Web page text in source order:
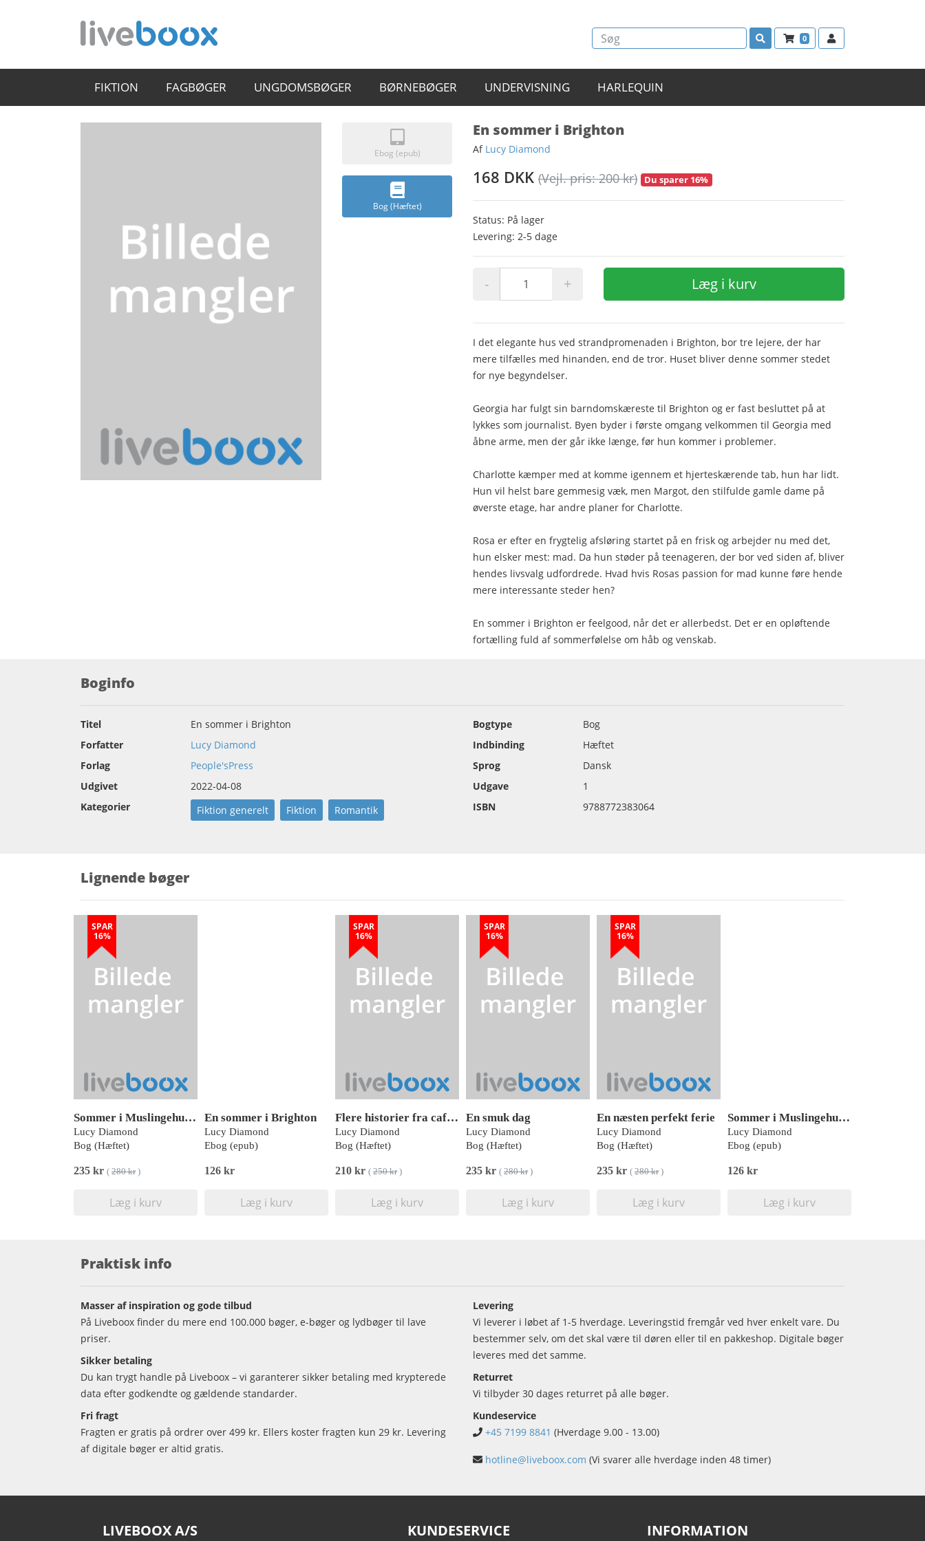
0
FIKTION FAGBØGER UNGDOMSBØGER BØRNEBØGER UNDERVISNING HARLEQUIN
Ebog (epub)
Bog (Hæftet)
En sommer i Brighton
Af Lucy Diamond
168 DKK (Vejl. pris: 200 kr) Du sparer 16%
Status: På lager
Levering: 2-5 dage
- + Læg i kurv
I det elegante hus ved strandpromenaden i Brighton, bor tre lejere, der har
mere tilfælles med hinanden, end de tror. Huset bliver denne sommer stedet
for nye begyndelser.
Georgia har fulgt sin barndomskæreste til Brighton og er fast besluttet på at
lykkes som journalist. Byen byder i første omgang velkommen til Georgia med
åbne arme, men der går ikke længe, før hun kommer i problemer.
Charlotte kæmper med at komme igennem et hjerteskærende tab, hun har lidt.
Hun vil helst bare gemmesig væk, men Margot, den stilfulde gamle dame på
øverste etage, har andre planer for Charlotte.
Rosa er efter en frygtelig afsløring startet på en frisk og arbejder nu med det,
hun elsker mest: mad. Da hun støder på teenageren, der bor ved siden af, bliver
hendes livsvalg udfordrede. Hvad hvis Rosas passion for mad kunne føre hende
mere interessante steder hen?
En sommer i Brighton er feelgood, når det er allerbedst. Det er en opløftende
fortælling fuld af sommerfølelse om håb og venskab.
Boginfo
Titel
En sommer i Brighton
Forfatter
Lucy Diamond
Forlag
People'sPress
Udgivet
2022-04-08
Kategorier
Fiktion generelt Fiktion Romantik
Bogtype
Bog
Indbinding
Hæftet
Sprog
Dansk
Udgave
1
ISBN
9788772383064
Lignende bøger
SPAR
16%
Sommer i Muslingehuset
Lucy Diamond
Bog (Hæftet)
235 kr ( 280 kr)
Læg i kurv
En sommer i Brighton
Lucy Diamond
Ebog (epub)
126 kr
Læg i kurv
SPAR
16%
Flere historier fra caféen i Cornwall
Lucy Diamond
Bog (Hæftet)
210 kr ( 250 kr)
Læg i kurv
SPAR
16%
En smuk dag
Lucy Diamond
Bog (Hæftet)
235 kr ( 280 kr)
Læg i kurv
SPAR
16%
En næsten perfekt ferie
Lucy Diamond
Bog (Hæftet)
235 kr ( 280 kr)
Læg i kurv
Sommer i Muslingehuset
Lucy Diamond
Ebog (epub)
126 kr
Læg i kurv
Praktisk info
Masser af inspiration og gode tilbud
På Liveboox finder du mere end 100.000 bøger, e-bøger og lydbøger til lave
priser.
Sikker betaling
Du kan trygt handle på Liveboox – vi garanterer sikker betaling med krypterede
data efter godkendte og gældende standarder.
Fri fragt
Fragten er gratis på ordrer over 499 kr. Ellers koster fragten kun 29 kr. Levering
af digitale bøger er altid gratis.
Levering
Vi leverer i løbet af 1-5 hverdage. Leveringstid fremgår ved hver enkelt vare. Du
bestemmer selv, om det skal være til døren eller til en pakkeshop. Digitale bøger
leveres med det samme.
Returret
Vi tilbyder 30 dages returret på alle bøger.
Kundeservice
+45 7199 8841 (Hverdage 9.00 - 13.00)
hotline@liveboox.com (Vi svarer alle hverdage inden 48 timer)
LIVEBOOX A/S KUNDESERVICE INFORMATION